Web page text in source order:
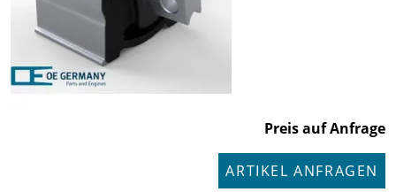
Preis auf Anfrage
ARTIKEL ANFRAGEN